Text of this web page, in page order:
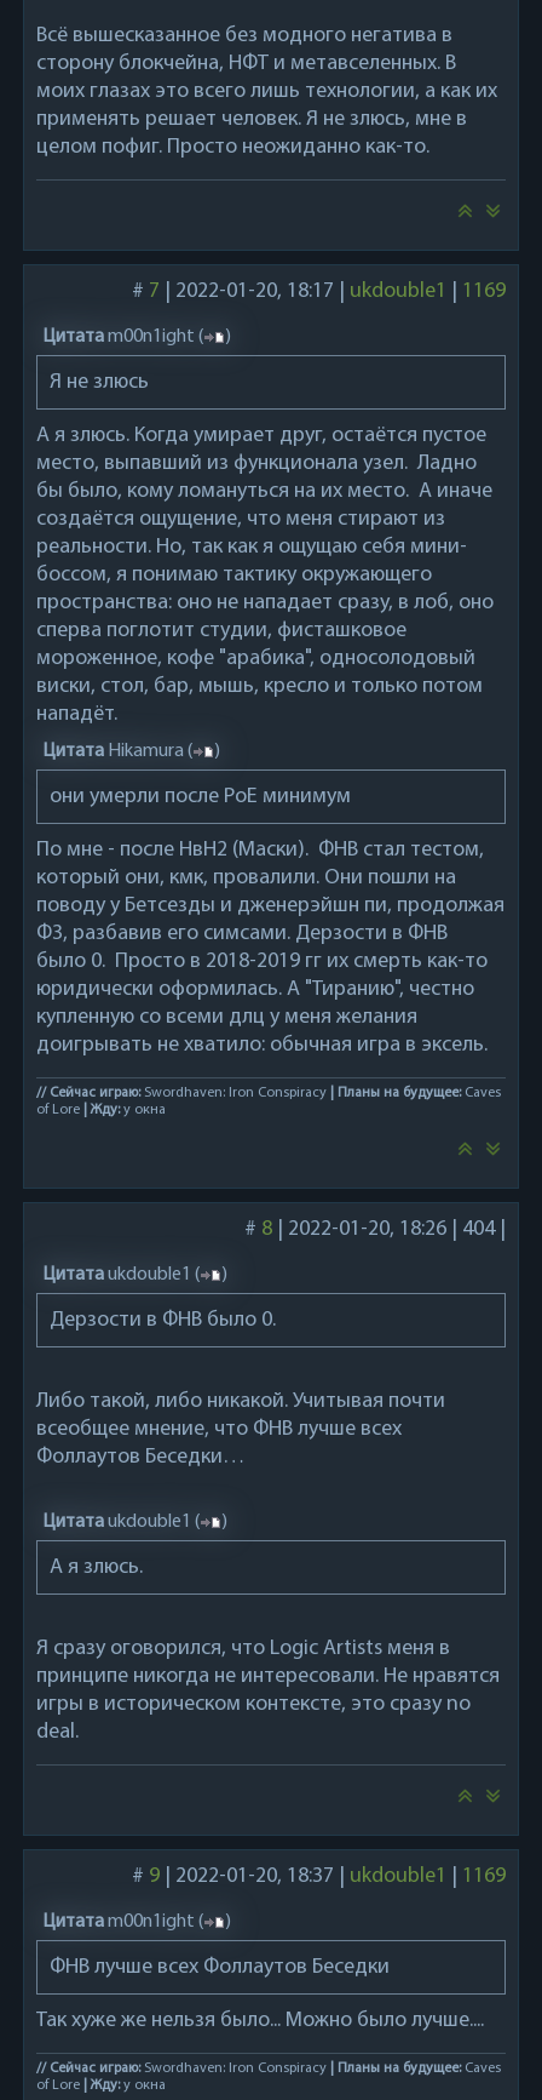
Всё вышесказанное без модного негатива в
сторону блокчейна, НФТ и метавселенных. В
моих глазах это всего лишь технологии, а как их
применять решает человек. Я не злюсь, мне в
целом пофиг. Просто неожиданно как-то.
# 7 2022-01-20, 18:17 ukdouble1 1169
Цитатаm00n1ight ( )
Я не злюсь
А я злюсь. Когда умирает друг, остаётся пустое
место, выпавший из функционала узел. Ладно
бы было, кому ломануться на их место. А иначе
создаётся ощущение, что меня стирают из
реальности. Но, так как я ощущаю себя мини-
боссом, я понимаю тактику окружающего
пространства: оно не нападает сразу, в лоб, оно
сперва поглотит студии, фисташковое
мороженное, кофе "арабика", односолодовый
виски, стол, бар, мышь, кресло и только потом
нападёт.
Цитата Hikamura( )
они умерли после PoE минимум
По мне - после НвН2 (Маски). ФНВ стал тестом,
который они, кмк, провалили. Они пошли на
поводу у Бетсезды и дженерэйшн пи, продолжая
Ф3, разбавив его симсами. Дерзости в ФНВ
было 0. Просто в 2018-2019 гг их смерть как-то
юридически оформилась. А "Тиранию", честно
купленную со всеми длц у меня желания
доигрывать не хватило: обычная игра в эксель.
// Сейчас играю:Swordhaven: Iron Conspiracy | Планы на будущее:Caves
of Lore
| Жду:у окна
# 8| 2022-01-20, 18:26 404|
Цитатаukdouble1 ( )
Дерзости в ФНВ было 0.
Либо такой, либо никакой. Учитывая почти
всеобщее мнение, что ФНВ лучше всех
Фоллаутов Беседки…
Цитатаukdouble1 ( )
А я злюсь.
Я сразу оговорился, что Logic Artists меня в
принципе никогда не интересовали. Не нравятся
игры в историческом контексте, это сразу no
deal.
# 9| 2022-01-20, 18:37 ukdouble1 1169
Цитатаm00n1ight ( )
ФНВ лучше всех Фоллаутов Беседки
Так хуже же нельзя было... Можно было лучше....
// Сейчас играю:Swordhaven: Iron Conspiracy | Планы на будущее:Caves
of Lore
| Жду:у окна